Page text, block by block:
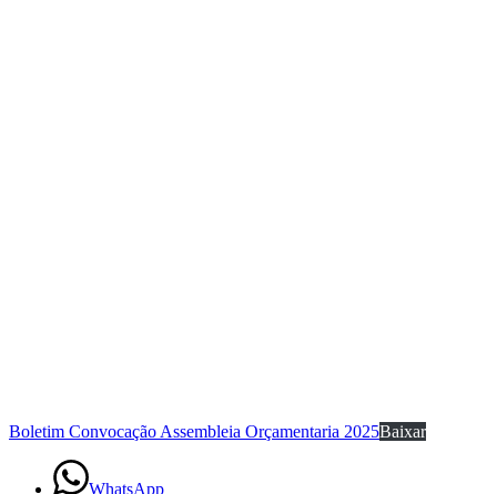
Boletim Convocação Assembleia Orçamentaria 2025Baixar
WhatsApp